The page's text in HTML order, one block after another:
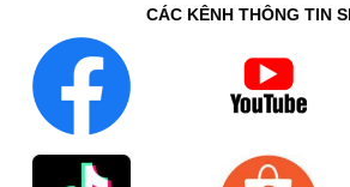
CÁC KÊNH THÔNG TIN